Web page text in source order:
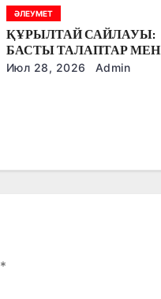
ӘЛЕУМЕТ
ҚҰРЫЛТАЙ САЙЛАУЫ:
БАСТЫ ТАЛАПТАР МЕН
ЕРЕКШЕЛІКТЕР
Июл 28, 2026 Admin
*